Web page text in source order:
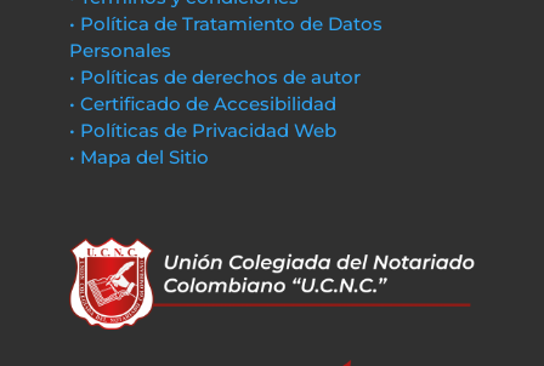
• Política de Tratamiento de Datos
Personales
• Políticas de derechos de autor
• Certificado de Accesibilidad
• Políticas de Privacidad Web
• Mapa del Sitio